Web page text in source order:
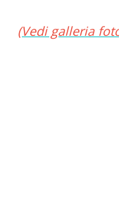
(Vedi galleria